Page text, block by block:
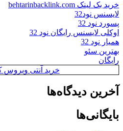
خرید بک لینک behtarinbacklink.com
لایسنس نود32
پسورد نود 32
اوکلی لایسنس رایگان نود 32
همیار نود 32
بهترین سئو
رایگان
خرید آنتی
آخرین دیدگاه‌ها
بایگانی‌ها